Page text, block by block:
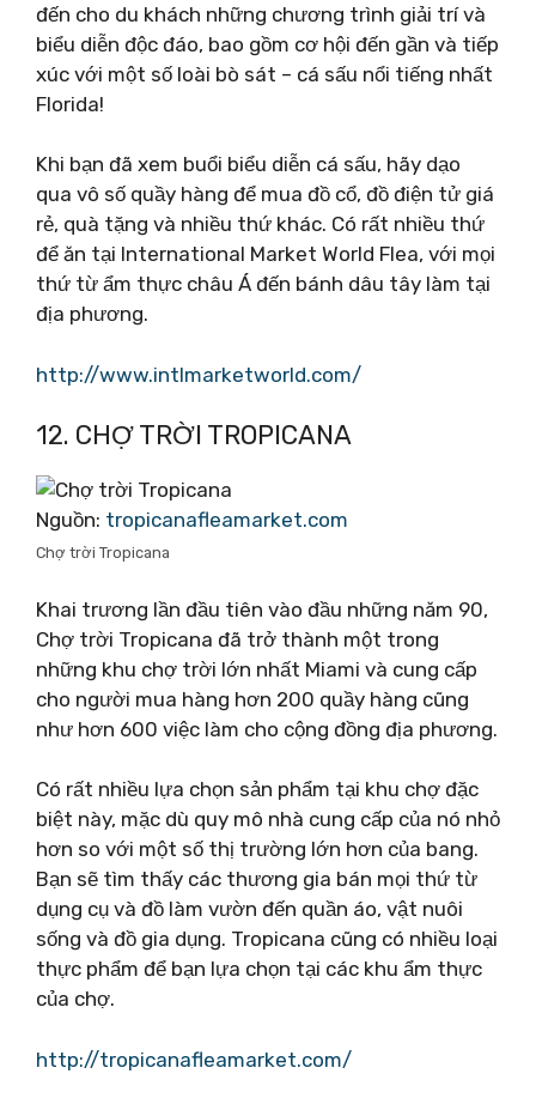
đến cho du khách những chương trình giải trí và
biểu diễn độc đáo, bao gồm cơ hội đến gần và tiếp
xúc với một số loài bò sát – cá sấu nổi tiếng nhất
Florida!
Khi bạn đã xem buổi biểu diễn cá sấu, hãy dạo
qua vô số quầy hàng để mua đồ cổ, đồ điện tử giá
rẻ, quà tặng và nhiều thứ khác. Có rất nhiều thứ
để ăn tại International Market World Flea, với mọi
thứ từ ẩm thực châu Á đến bánh dâu tây làm tại
địa phương.
http://www.intlmarketworld.com/
12. CHỢ TRỜI TROPICANA
Nguồn: tropicanafleamarket.com
Chợ trời Tropicana
Khai trương lần đầu tiên vào đầu những năm 90,
Chợ trời Tropicana đã trở thành một trong
những khu chợ trời lớn nhất Miami và cung cấp
cho người mua hàng hơn 200 quầy hàng cũng
như hơn 600 việc làm cho cộng đồng địa phương.
Có rất nhiều lựa chọn sản phẩm tại khu chợ đặc
biệt này, mặc dù quy mô nhà cung cấp của nó nhỏ
hơn so với một số thị trường lớn hơn của bang.
Bạn sẽ tìm thấy các thương gia bán mọi thứ từ
dụng cụ và đồ làm vườn đến quần áo, vật nuôi
sống và đồ gia dụng. Tropicana cũng có nhiều loại
thực phẩm để bạn lựa chọn tại các khu ẩm thực
của chợ.
http://tropicanafleamarket.com/